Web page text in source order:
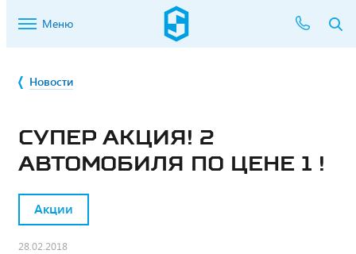
Меню
Новости
СУПЕР АКЦИЯ! 2
АВТОМОБИЛЯ ПО ЦЕНЕ 1 !
Акции
28.02.2018